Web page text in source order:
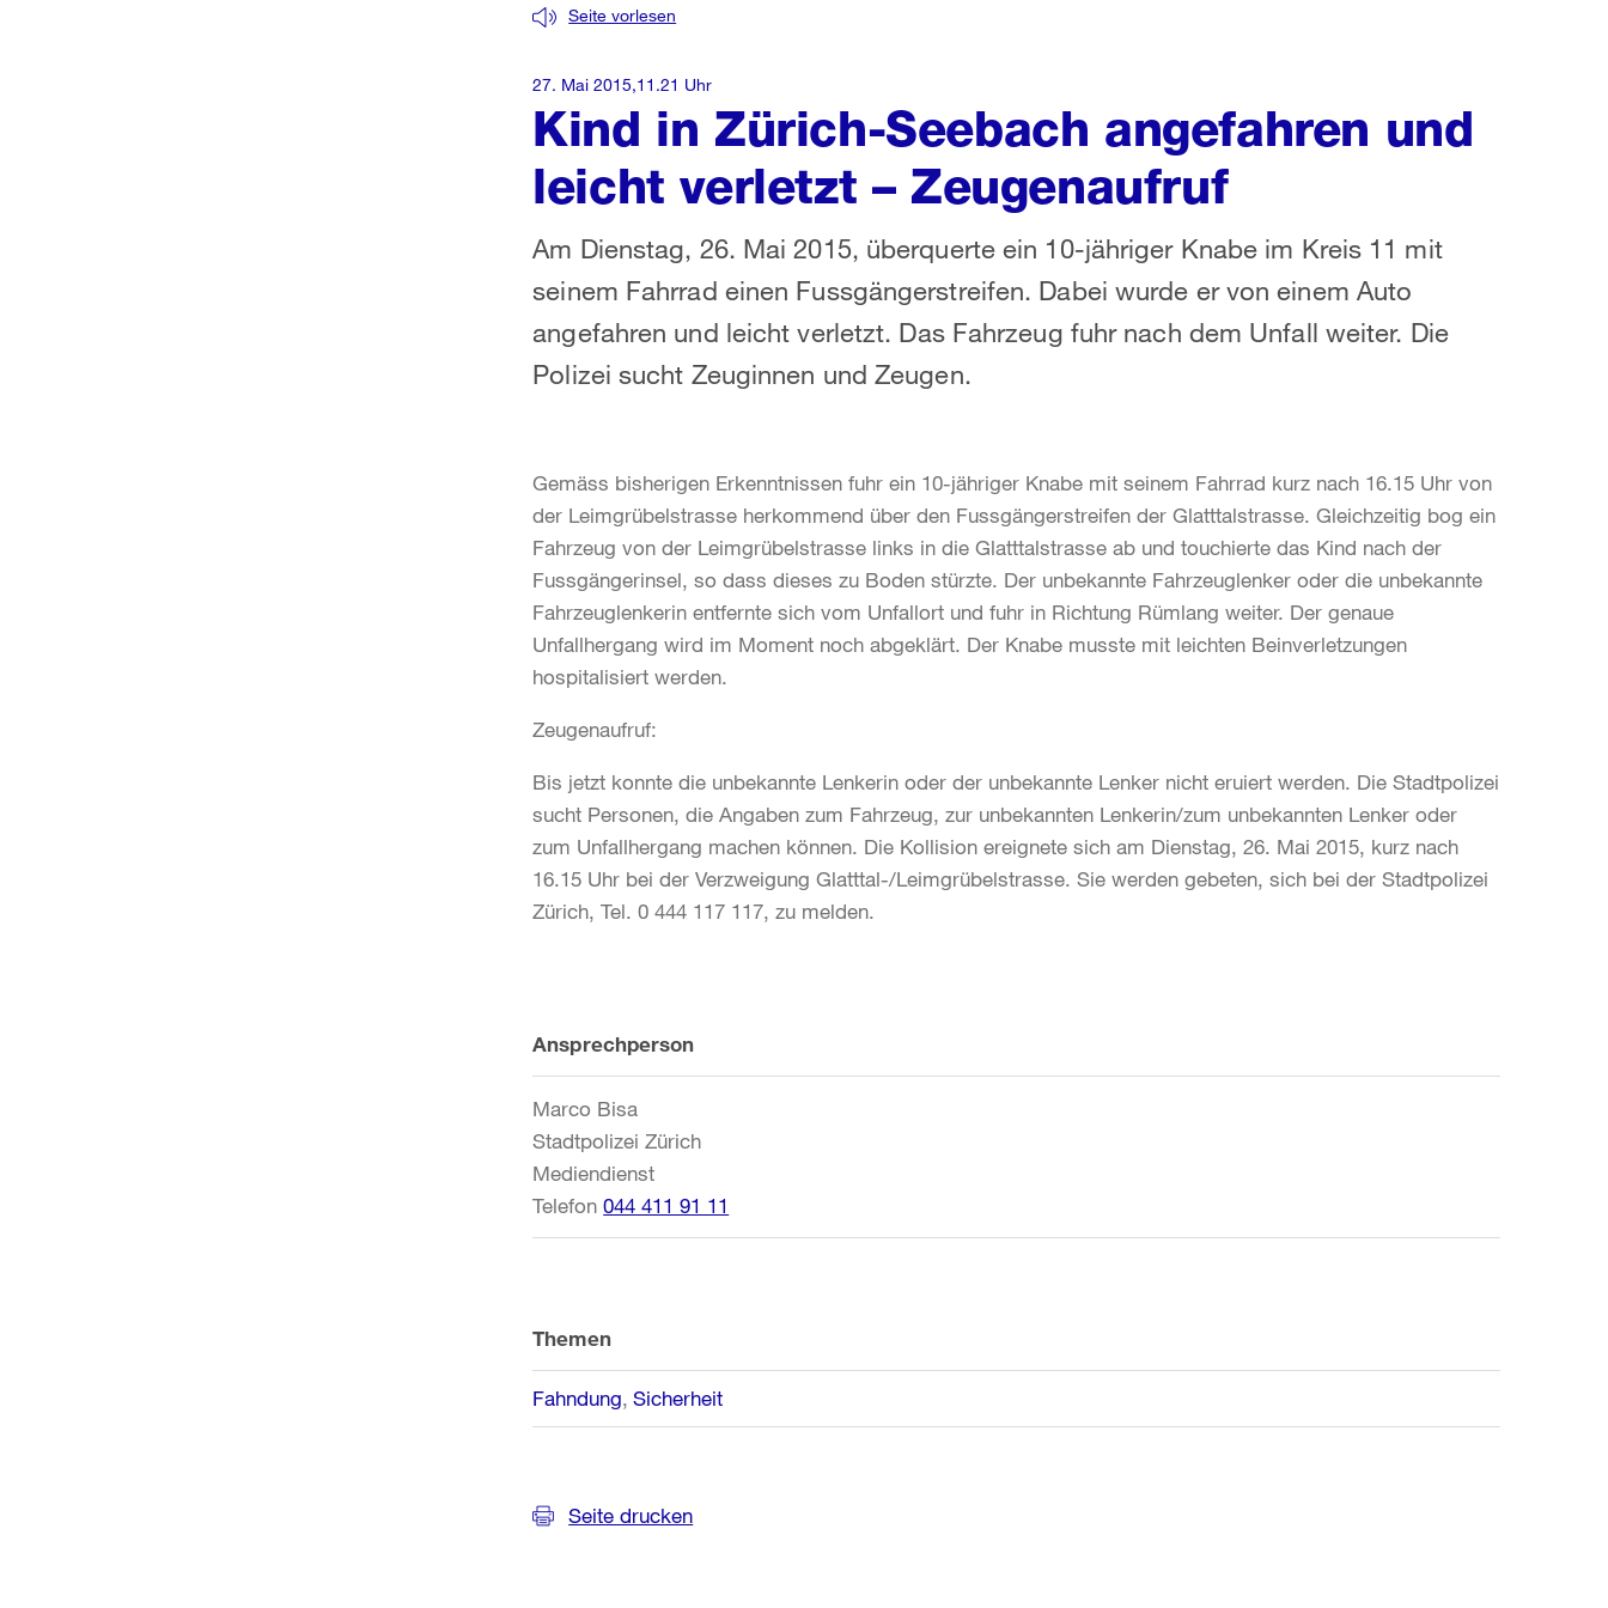
Kind in Zürich-Seebach angefahren und
leicht verletzt – Zeugenaufruf
Seite vorlesen
Am Dienstag, 26. Mai 2015, überquerte ein 10-jähriger Knabe im Kreis 11 mit
seinem Fahrrad einen Fussgängerstreifen. Dabei wurde er von einem Auto
angefahren und leicht verletzt. Das Fahrzeug fuhr nach dem Unfall weiter. Die
Polizei sucht Zeuginnen und Zeugen.
27. Mai 2015,11.21 Uhr
Gemäss bisherigen Erkenntnissen fuhr ein 10-jähriger Knabe mit seinem Fahrrad kurz nach 16.15 Uhr von
der Leimgrübelstrasse herkommend über den Fussgängerstreifen der Glatttalstrasse. Gleichzeitig bog ein
Fahrzeug von der Leimgrübelstrasse links in die Glatttalstrasse ab und touchierte das Kind nach der
Fussgängerinsel, so dass dieses zu Boden stürzte. Der unbekannte Fahrzeuglenker oder die unbekannte
Fahrzeuglenkerin entfernte sich vom Unfallort und fuhr in Richtung Rümlang weiter. Der genaue
Unfallhergang wird im Moment noch abgeklärt. Der Knabe musste mit leichten Beinverletzungen
hospitalisiert werden.
Zeugenaufruf:
Bis jetzt konnte die unbekannte Lenkerin oder der unbekannte Lenker nicht eruiert werden. Die Stadtpolizei
sucht Personen, die Angaben zum Fahrzeug, zur unbekannten Lenkerin/zum unbekannten Lenker oder
zum Unfallhergang machen können. Die Kollision ereignete sich am Dienstag, 26. Mai 2015, kurz nach
16.15 Uhr bei der Verzweigung Glatttal-/Leimgrübelstrasse. Sie werden gebeten, sich bei der Stadtpolizei
Zürich, Tel. 0 444 117 117, zu melden.
Weitere
Informationen
Ansprechperson
Marco Bisa
Stadtpolizei Zürich
Mediendienst
Telefon 044 411 91 11
Themen
Fahndung Sicherheit
Seite drucken